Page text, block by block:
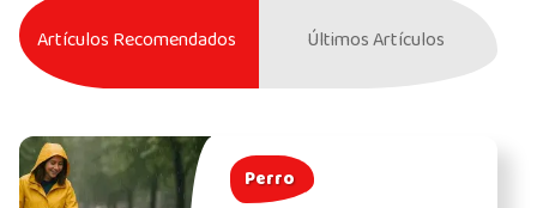
Artículos Recomendados Últimos Artículos
Perro